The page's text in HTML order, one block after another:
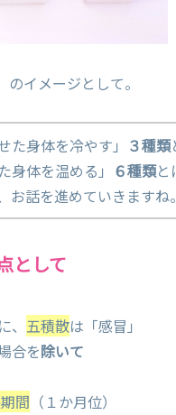
のイメージとして。
た身体を冷やす」 ３種類
身体を温める」 ６種類と
お話を進めていきますね。
として
五積散は「感冒」
を除いて
間 （１か月位）